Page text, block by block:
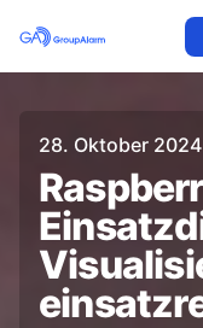
28. Oktober 2024